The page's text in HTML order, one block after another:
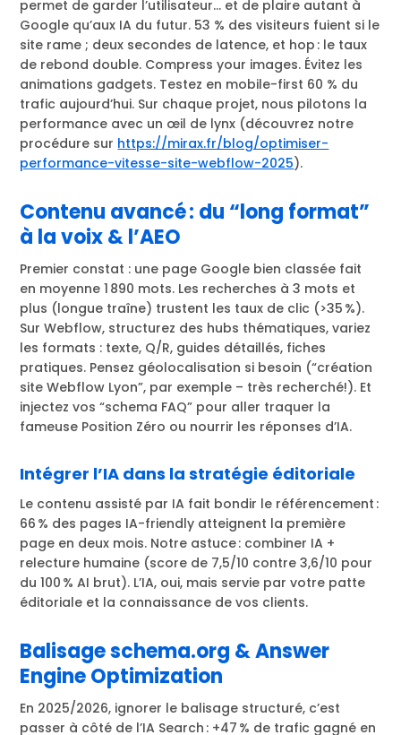
permet de garder l’utilisateur… et de plaire autant à
Google qu’aux IA du futur. 53 % des visiteurs fuient si le
site rame ; deux secondes de latence, et hop : le taux
de rebond double. Compress your images. Évitez les
animations gadgets. Testez en mobile-first 60 % du
trafic aujourd’hui. Sur chaque projet, nous pilotons la
performance avec un œil de lynx (découvrez notre
procédure sur https://mirax.fr/blog/optimiser-
performance-vitesse-site-webflow-2025).
Contenu avancé : du “long format”
à la voix & l’AEO
Premier constat : une page Google bien classée fait
en moyenne 1 890 mots. Les recherches à 3 mots et
plus (longue traîne) trustent les taux de clic (>35 %).
Sur Webflow, structurez des hubs thématiques, variez
les formats : texte, Q/R, guides détaillés, fiches
pratiques. Pensez géolocalisation si besoin (“création
site Webflow Lyon”, par exemple – très recherché!). Et
injectez vos “schema FAQ” pour aller traquer la
fameuse Position Zéro ou nourrir les réponses d’IA.
Intégrer l’IA dans la stratégie éditoriale
Le contenu assisté par IA fait bondir le référencement :
66 % des pages IA-friendly atteignent la première
page en deux mois. Notre astuce : combiner IA +
relecture humaine (score de 7,5/10 contre 3,6/10 pour
du 100 % AI brut). L’IA, oui, mais servie par votre patte
éditoriale et la connaissance de vos clients.
Balisage schema.org & Answer
Engine Optimization
En 2025/2026, ignorer le balisage structuré, c’est
passer à côté de l’IA Search : +47 % de trafic gagné en